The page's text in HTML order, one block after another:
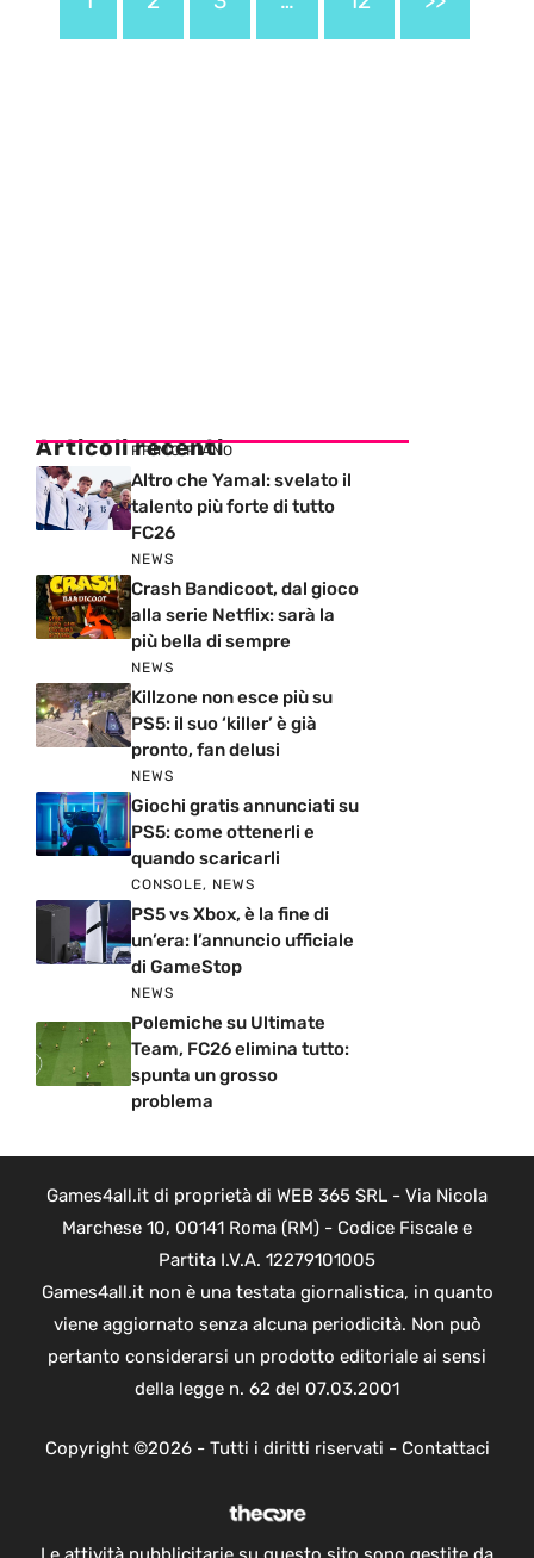
Articoli recenti
PRIMO PIANO
Altro che Yamal: svelato il
talento più forte di tutto
FC26
NEWS
Crash Bandicoot, dal gioco
alla serie Netflix: sarà la
più bella di sempre
NEWS
Killzone non esce più su
PS5: il suo ‘killer’ è già
pronto, fan delusi
NEWS
Giochi gratis annunciati su
PS5: come ottenerli e
quando scaricarli
CONSOLE, NEWS
PS5 vs Xbox, è la fine di
un’era: l’annuncio ufficiale
di GameStop
NEWS
Polemiche su Ultimate
Team, FC26 elimina tutto:
spunta un grosso
problema
Games4all.it di proprietà di WEB 365 SRL - Via Nicola
Marchese 10, 00141 Roma (RM) - Codice Fiscale e
Partita I.V.A. 12279101005
Games4all.it non è una testata giornalistica, in quanto
viene aggiornato senza alcuna periodicità. Non può
pertanto considerarsi un prodotto editoriale ai sensi
della legge n. 62 del 07.03.2001
Copyright ©2026 - Tutti i diritti riservati - Contattaci